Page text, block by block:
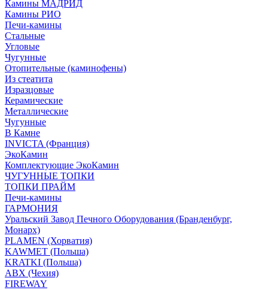
Камины МАДРИД
Камины РИО
Печи-камины
Стальные
Угловые
Чугунные
Отопительные (каминофены)
Из стеатита
Изразцовые
Керамические
Металлические
Чугунные
В Камне
INVICTA (Франция)
ЭкоКамин
Комплектующие ЭкоКамин
ЧУГУННЫЕ ТОПКИ
ТОПКИ ПРАЙМ
Печи-камины
ГАРМОНИЯ
Уральский Завод Печного Оборудования (Бранденбург,
Монарх)
PLAMEN (Хорватия)
KAWMET (Польша)
KRATKI (Польша)
ABX (Чехия)
FIREWAY